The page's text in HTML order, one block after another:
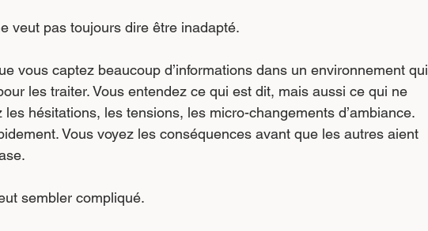
veut pas toujours dire être inadapté.
vous captez beaucoup d’informations dans un environnement qui
les traiter. Vous entendez ce qui est dit, mais aussi ce qui ne
les hésitations, les tensions, les micro-changements d’ambiance.
Vous voyez les conséquences avant que les autres aient
sembler compliqué.